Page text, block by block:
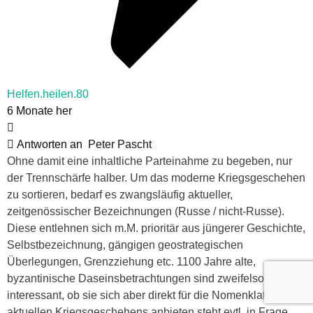
Helfen.heilen.80
6 Monate her
Antworten an
Peter Pascht
Ohne damit eine inhaltliche Parteinahme zu begeben, nur
der Trennschärfe halber. Um das moderne Kriegsgeschehen
zu sortieren, bedarf es zwangsläufig aktueller,
zeitgenössischer Bezeichnungen (Russe / nicht-Russe).
Diese entlehnen sich m.M. prioritär aus jüngerer Geschichte,
Selbstbezeichnung, gängigen geostrategischen
Überlegungen, Grenzziehung etc. 1100 Jahre alte,
byzantinische Daseinsbetrachtungen sind zweifelsohne
interessant, ob sie sich aber direkt für die Nomenklatur des